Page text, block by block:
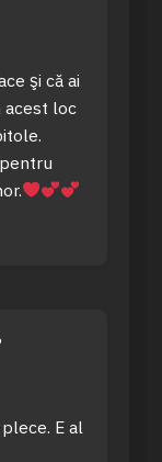
şi că ai
acest loc
E al